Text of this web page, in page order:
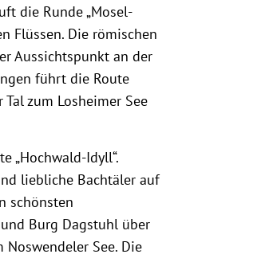
die Runde „Mosel-
Flüssen. Die römischen
Aussichtspunkt an der
führt die Route
zum Losheimer See
„Hochwald-Idyll“.
liebliche Bachtäler auf
schönsten
Burg Dagstuhl über
See. Die